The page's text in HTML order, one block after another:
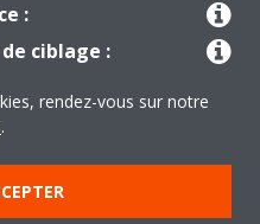
Virtual
:
ciblage :
rendez-vous sur notre
.